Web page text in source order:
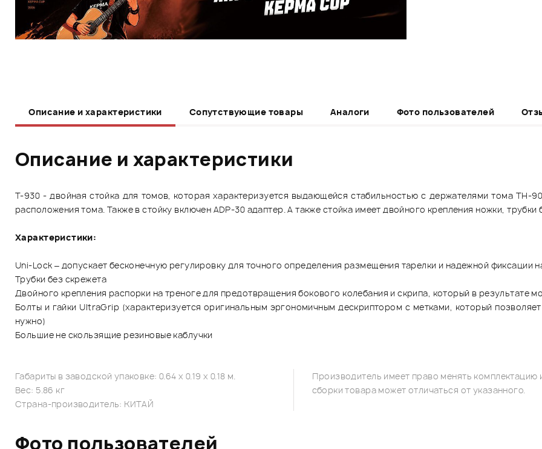
Описание и характеристики Сопутствующие товары Аналоги Фото пользователей
Описание и характеристики
T-930 - двойная стойка для томов, которая характеризуется выдающейся стабильностью с держателями тома TH-
расположения тома. Также в стойку включен ADP-30 адаптер. А также стойка имеет двойного крепления ножки,
Характеристики:
Uni-Lock – допускает бесконечную регулировку для точного определения размещения тарелки и надежной фиксации
Трубки без скрежета
Двойного крепления распорки на треноге для предотвращения бокового колебания и скрипа, который в результате
Болты и гайки UltraGrip (характеризуется оригинальным эргономичным дескриптором с метками, который
нужно)
Большие не скользящие резиновые каблучки
Габариты в заводской упаковке: 0.64 x 0.19 x 0.18 м.
Вес: 5.86 кг
Страна-производитель: КИТАЙ
Производитель имеет право менять
сборки товара может отличаться от указанного.
Фото пользователей